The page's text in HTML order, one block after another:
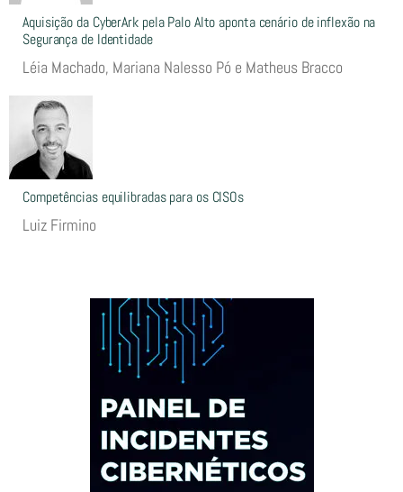
Aquisição da CyberArk pela Palo Alto aponta cenário de inflexão na
Segurança de Identidade
Léia Machado, Mariana Nalesso Pó e Matheus Bracco
Competências equilibradas para os CISOs
Luiz Firmino